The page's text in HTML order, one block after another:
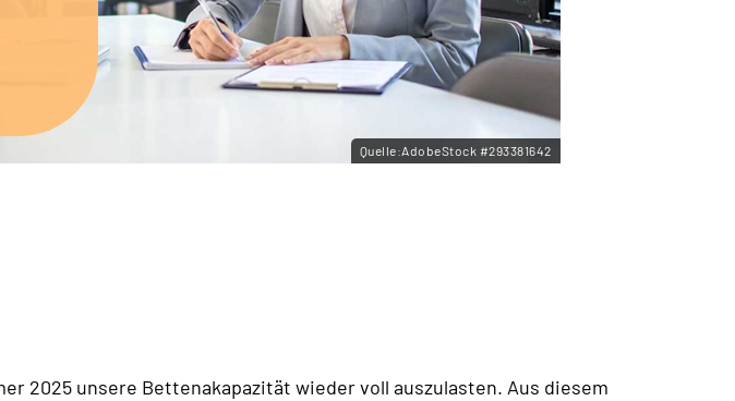
Quelle:AdobeStock #293381642
2025 unsere Bettenakapazität wieder voll auszulasten. Aus diesem